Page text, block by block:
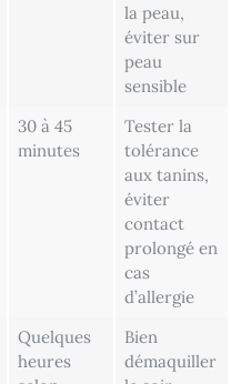
la peau,
éviter sur
peau
sensible
30 à 45
minutes
Tester la
tolérance
aux tanins,
éviter
contact
prolongé en
cas
d’allergie
Quelques
heures
Bien
démaquiller